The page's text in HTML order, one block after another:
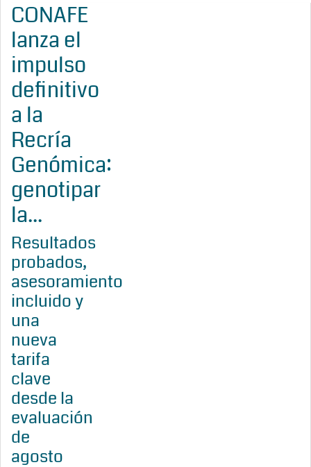
CONAFE
lanza el
impulso
definitivo
a la
Recría
Genómica:
genotipar
la...
Resultados
probados,
asesoramiento
incluido y
una
nueva
tarifa
clave
desde la
evaluación
de
agosto